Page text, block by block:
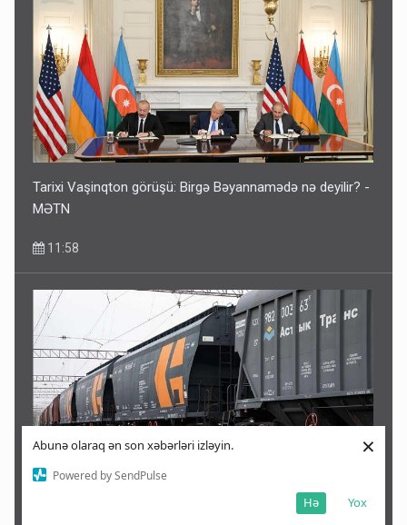
Abunə olaraq ən son xəbərləri izləyin.
Powered by SendPulse
Yox
Hə
×
Tarixi Vaşinqton görüşü: Birgə Bəyannamədə nə deyilir? -
MƏTN
11:58
Ermənistana gedən yük qatarı Biləcəridən yola düşdü